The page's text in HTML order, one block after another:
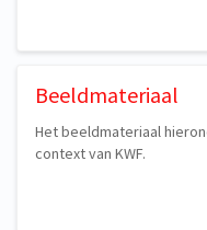
Beeldmateriaal
Het beeldmateriaal
context van KWF.